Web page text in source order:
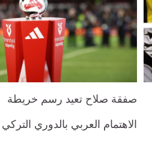
صفقة صلاح تعيد رسم خريطة
الاهتمام العربي بالدوري التركي